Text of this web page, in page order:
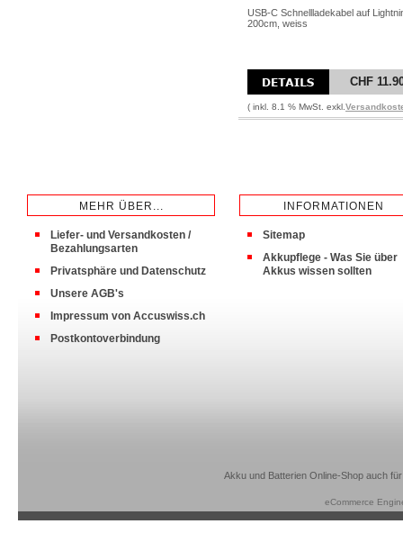
USB-C Schnellladekabel auf
200cm, weiss
CHF
( inkl. 8.1 % MwSt. exkl.
MEHR ÜBER...
Liefer- und Versandkosten /
Bezahlungsarten
Privatsphäre und Datenschutz
Unsere AGB's
Impressum von Accuswiss.ch
Postkontoverbindung
INFORMATIONEN
Sitemap
Akkupflege - Was Sie über
Akkus wissen sollten
Akku und Batterien Online-Shop auch
eCommerce